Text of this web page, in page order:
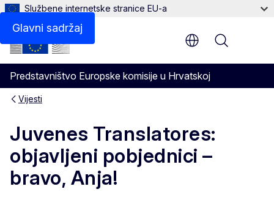
Glavni sadržaj
Službene internetske stranice EU-a
Predstavništvo Europske komisije u Hrvatskoj
Menu
Vijesti
Juvenes Translatores:
objavljeni pobjednici –
bravo, Anja!